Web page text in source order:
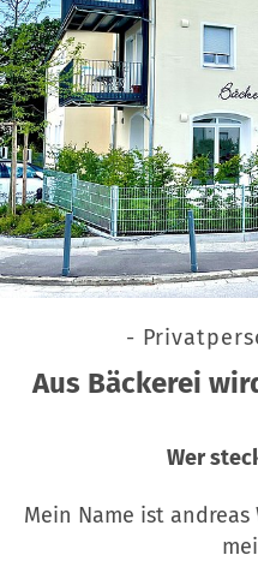
-
Aus Bäckerei
Wer
Mein Name ist